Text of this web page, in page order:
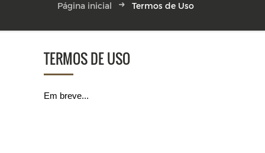
Página inicial Termos de Uso
TERMOS DE USO
Em breve...